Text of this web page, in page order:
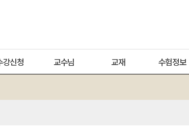
강신청 교수님 교재 수험정보